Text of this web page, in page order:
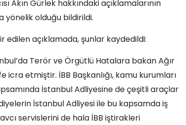
Akın Gürlek hakkındaki açıklamalarının
yönelik olduğu bildirildi.
edilen açıklamada, şunlar kaydedildi:
Terör ve Örgütlü Hatalara bakan Ağır
etmiştir. İBB Başkanlığı, kamu kurumları
İstanbul Adliyesine de çeşitli araçlar
İstanbul Adliyesi ile bu kapsamda iş
servislerini de hala İBB iştirakleri